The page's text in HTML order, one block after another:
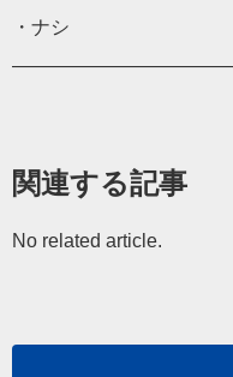
・ナシ
関連する記事
No related article.